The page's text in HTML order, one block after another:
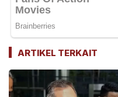
ARTIKEL TERKAIT